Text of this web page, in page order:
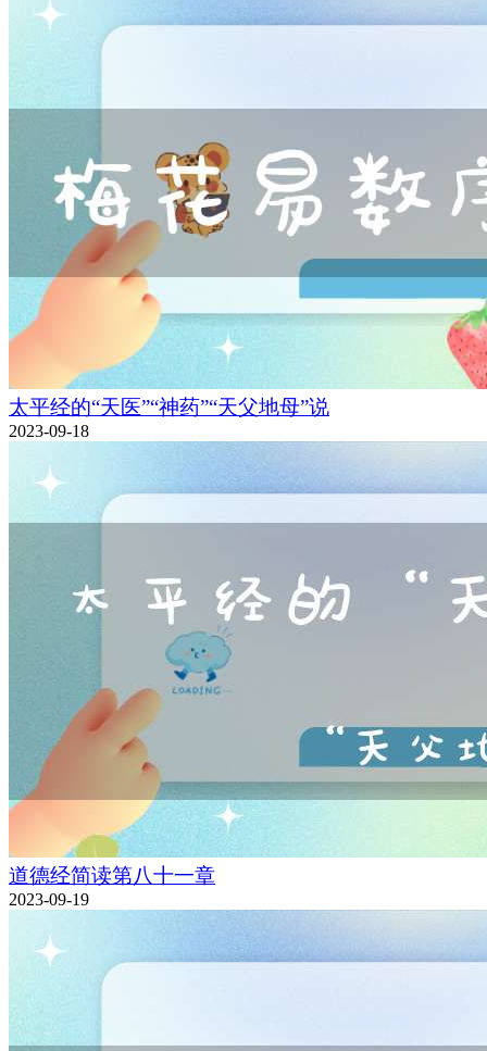
太平经的“天医”“神药”“天父地母”说
2023-09-18
道德经简读第八十一章
2023-09-19